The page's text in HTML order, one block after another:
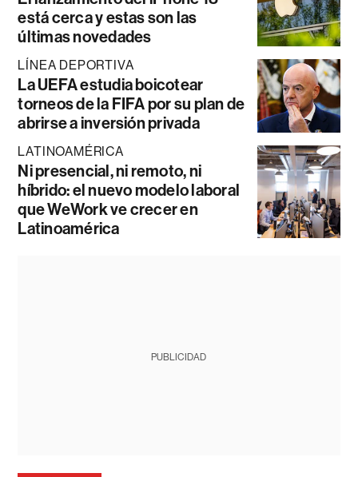
está cerca y estas son las
últimas novedades
LÍNEA DEPORTIVA
La UEFA estudia boicotear
torneos de la FIFA por su plan de
abrirse a inversión privada
LATINOAMÉRICA
Ni presencial, ni remoto, ni
híbrido: el nuevo modelo laboral
que WeWork ve crecer en
Latinoamérica
PUBLICIDAD